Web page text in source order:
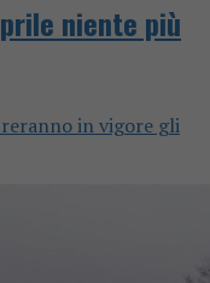
niente più
in vigore gli